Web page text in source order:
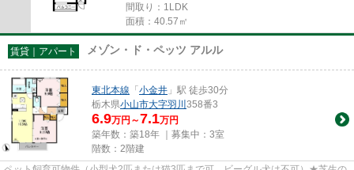
間取り：1LDK
面積：40.57㎡
賃貸｜アパート メゾン・ド・ペッツ アルル
東北本線 「小金井 」駅 徒歩30分
栃木県小山市大字羽川 358番3
6.9万円～7.1万円
築年数：築18年 ｜募集中： 3室
階数：2階建